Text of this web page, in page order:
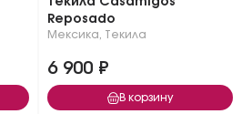
Reposado
Мексика Текила
6 900 ₽
В корзину